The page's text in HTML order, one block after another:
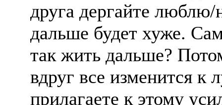
друга дергайте
дальше будет хуже.
так жить дальше?
вдруг все изменится
прилагаете к этому